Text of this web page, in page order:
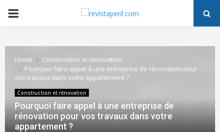
PRIMARY
Home
Construction et rénovation
Pourquoi faire appel à une entreprise de rénovation pour
vos travaux dans votre appartement ?
Construction et rénovation
Pourquoi faire appel à une entreprise de
rénovation pour vos travaux dans votre
appartement ?